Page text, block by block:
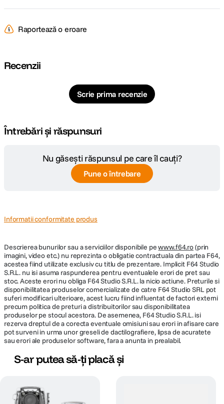
Raportează o eroare
Recenzii
Scrie prima recenzie
Întrebări și răspunsuri
Nu găsești răspunsul pe care îl cauți?
Pune o întrebare
Informatii conformitate produs
Descrierea bunurilor sau a serviciilor disponibile pewww.f64.ro(prin
imagini, video etc.) nu reprezinta o obligatie contractuala din partea F64,
acestea fiind utilizate exclusiv cu titlu de prezentare. Implicit F64 Studio
S.R.L. nu isi asuma raspunderea pentru eventualele erori de pret sau
stoc. Aceste erori nu obliga F64 Studio S.R.L. la nicio actiune. Preturile si
disponibilitatea produselor comercializate de catre F64 Studio SRL pot
suferi modificari ulterioare, acest lucru fiind influentat de factori externi
precum politica de preturi a distribuitorilor sau disponibilitatea
produselor pe stocul acestora. De asemenea, F64 Studio S.R.L. isi
rezerva dreptul de a corecta eventuale omisiuni sau erori in afisare care
pot surveni in urma unor greseli de dactilografiere, lipsa de acuratete
sau erori ale produselor software, fara a anunta in prealabil.
S-ar putea să-ți placă și